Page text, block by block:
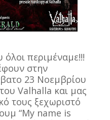
περιμέναμε!!!
στην
23 Νοεμβρίου
Valhalla και μας
τους ξεχωριστό
“My name is